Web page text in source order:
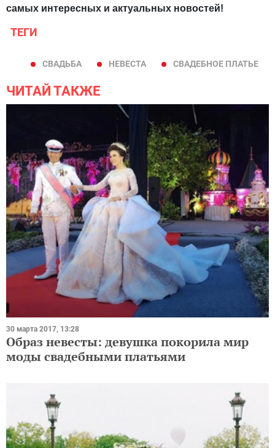
самых интересных и актуальных новостей!
ТЕГИ
СВАДЬБА НЕВЕСТА СВАДЕБНОЕ ПЛАТЬЕ
ЧИТАЙ ТАКЖЕ
30 марта 2017, 13:28
Образ невесты: девушка покорила мир
моды свадебными платьями